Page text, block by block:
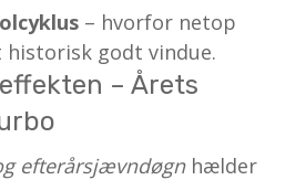
– hvorfor netop
historisk godt vindue.
– Årets
efterårsjævndøgnhælder